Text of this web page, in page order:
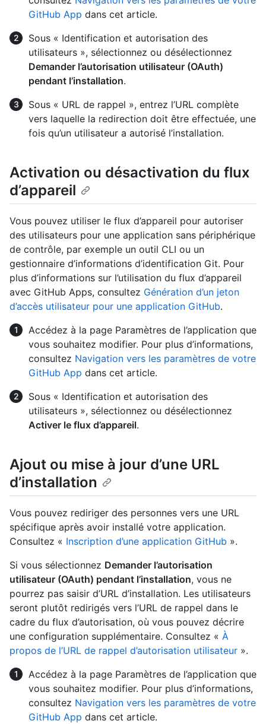
GitHub App dans cet article.
Sous « Identification et autorisation des
utilisateurs », sélectionnez ou désélectionnez
Demander l’autorisation utilisateur (OAuth)
pendant l’installation.
Sous « URL de rappel », entrez l’URL complète
vers laquelle la redirection doit être effectuée, une
fois qu’un utilisateur a autorisé l’installation.
Activation ou désactivation du flux
d’appareil
Vous pouvez utiliser le flux d’appareil pour autoriser
des utilisateurs pour une application sans périphérique
de contrôle, par exemple un outil CLI ou un
gestionnaire d’informations d’identification Git. Pour
plus d’informations sur l’utilisation du flux d’appareil
avec GitHub Apps, consultez Génération d’un jeton
d’accès utilisateur pour une application GitHub.
Accédez à la page Paramètres de l’application que
vous souhaitez modifier. Pour plus d’informations,
consultez Navigation vers les paramètres de votre
GitHub App dans cet article.
Sous « Identification et autorisation des
utilisateurs », sélectionnez ou désélectionnez
Activer le flux d’appareil.
Ajout ou mise à jour d’une URL
d’installation
Vous pouvez rediriger des personnes vers une URL
spécifique après avoir installé votre application.
Consultez « Inscription d’une application GitHub ».
Si vous sélectionnez Demander l’autorisation
utilisateur (OAuth) pendant l’installation, vous ne
pourrez pas saisir d’URL d’installation. Les utilisateurs
seront plutôt redirigés vers l’URL de rappel dans le
cadre du flux d’autorisation, où vous pouvez décrire
une configuration supplémentaire. Consultez « À
propos de l’URL de rappel d’autorisation utilisateur ».
Accédez à la page Paramètres de l’application que
vous souhaitez modifier. Pour plus d’informations,
consultez Navigation vers les paramètres de votre
GitHub App dans cet article.